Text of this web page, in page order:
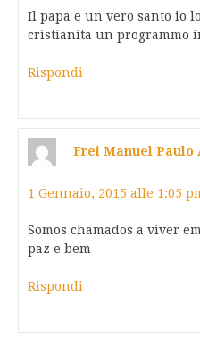
Il papa e un vero santo io
cristianita un programmo
Rispondi
Frei Manuel Paulo
1 Gennaio, 2015 alle 1:05
Somos chamados a viver
paz e bem
Rispondi